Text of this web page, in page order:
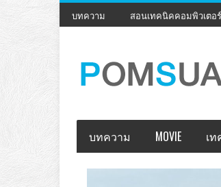
บทความ สอนเทคนิคคอมพิวเตอร์
บทความ MOVIE เ